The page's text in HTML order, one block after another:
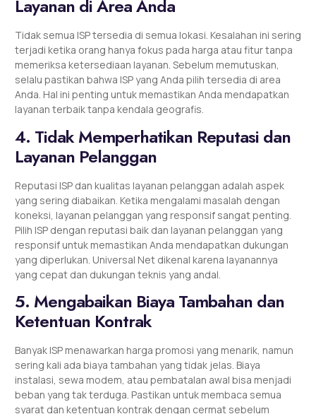
Layanan di Area Anda
Tidak semua ISP tersedia di semua lokasi. Kesalahan ini sering
terjadi ketika orang hanya fokus pada harga atau fitur tanpa
memeriksa ketersediaan layanan. Sebelum memutuskan,
selalu pastikan bahwa ISP yang Anda pilih tersedia di area
Anda. Hal ini penting untuk memastikan Anda mendapatkan
layanan terbaik tanpa kendala geografis.
4. Tidak Memperhatikan Reputasi dan
Layanan Pelanggan
Reputasi ISP dan kualitas layanan pelanggan adalah aspek
yang sering diabaikan. Ketika mengalami masalah dengan
koneksi, layanan pelanggan yang responsif sangat penting.
Pilih ISP dengan reputasi baik dan layanan pelanggan yang
responsif untuk memastikan Anda mendapatkan dukungan
yang diperlukan. Universal Net dikenal karena layanannya
yang cepat dan dukungan teknis yang andal.
5. Mengabaikan Biaya Tambahan dan
Ketentuan Kontrak
Banyak ISP menawarkan harga promosi yang menarik, namun
sering kali ada biaya tambahan yang tidak jelas. Biaya
instalasi, sewa modem, atau pembatalan awal bisa menjadi
beban yang tak terduga. Pastikan untuk membaca semua
syarat dan ketentuan kontrak dengan cermat sebelum